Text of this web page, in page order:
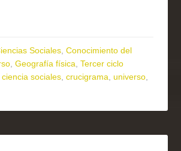
Sociales,Conocimiento del
,Geografía física,Tercer ciclo
ciencia sociales,crucigrama,universo,